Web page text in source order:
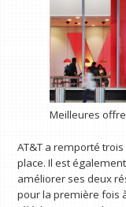
Meilleures
AT&T a remporté
place. Il est
améliorer ses deux
pour la première fois